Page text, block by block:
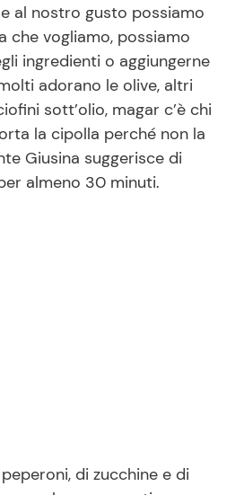
al nostro gusto possiamo
che vogliamo, possiamo
ingredienti o aggiungerne
adorano le olive, altri
sott’olio, magar c’è chi
la cipolla perché non la
Giusina suggerisce di
almeno 30 minuti.
di zucchine e di